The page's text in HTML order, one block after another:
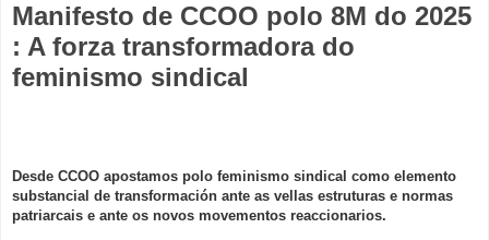
Manifesto de CCOO polo 8M do 2025
: A forza transformadora do
feminismo sindical
Desde CCOO apostamos polo feminismo sindical como elemento
substancial de transformación ante as vellas estruturas e normas
patriarcais e ante os novos movementos reaccionarios.